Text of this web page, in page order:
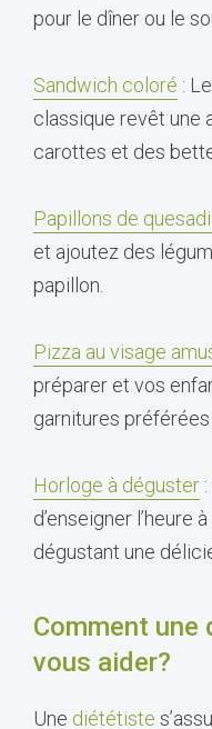
pour le dîner ou le
Sandwich coloré :
classique revêt une
carottes et des
Papillons de
et ajoutez des
papillon.
Pizza au visage
préparer et vos
garnitures
Horloge à déguster
d’enseigner l’heure
dégustant une
Comment
vous aider?
Une diététiste